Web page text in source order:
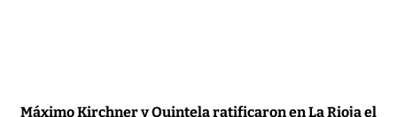
Máximo Kirchner y Quintela ratificaron en La Rioja el